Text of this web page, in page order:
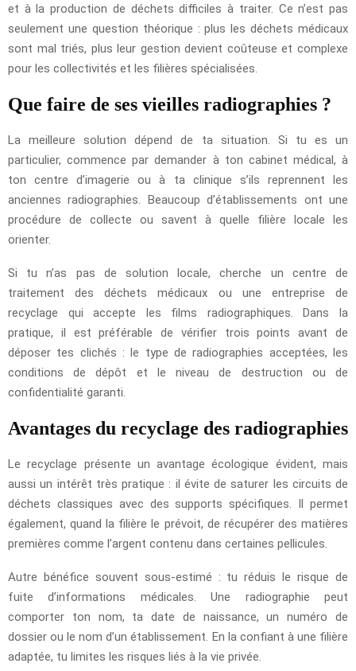
et à la production de déchets difficiles à traiter. Ce n’est pas
seulement une question théorique : plus les déchets médicaux
sont mal triés, plus leur gestion devient coûteuse et complexe
pour les collectivités et les filières spécialisées.
Que faire de ses vieilles radiographies ?
La meilleure solution dépend de ta situation. Si tu es un
particulier, commence par demander à ton cabinet médical, à
ton centre d’imagerie ou à ta clinique s’ils reprennent les
anciennes radiographies. Beaucoup d’établissements ont une
procédure de collecte ou savent à quelle filière locale les
orienter.
Si tu n’as pas de solution locale, cherche un centre de
traitement des déchets médicaux ou une entreprise de
recyclage qui accepte les films radiographiques. Dans la
pratique, il est préférable de vérifier trois points avant de
déposer tes clichés : le type de radiographies acceptées, les
conditions de dépôt et le niveau de destruction ou de
confidentialité garanti.
Avantages du recyclage des radiographies
Le recyclage présente un avantage écologique évident, mais
aussi un intérêt très pratique : il évite de saturer les circuits de
déchets classiques avec des supports spécifiques. Il permet
également, quand la filière le prévoit, de récupérer des matières
premières comme l’argent contenu dans certaines pellicules.
Autre bénéfice souvent sous-estimé : tu réduis le risque de
fuite d’informations médicales. Une radiographie peut
comporter ton nom, ta date de naissance, un numéro de
dossier ou le nom d’un établissement. En la confiant à une filière
adaptée, tu limites les risques liés à la vie privée.